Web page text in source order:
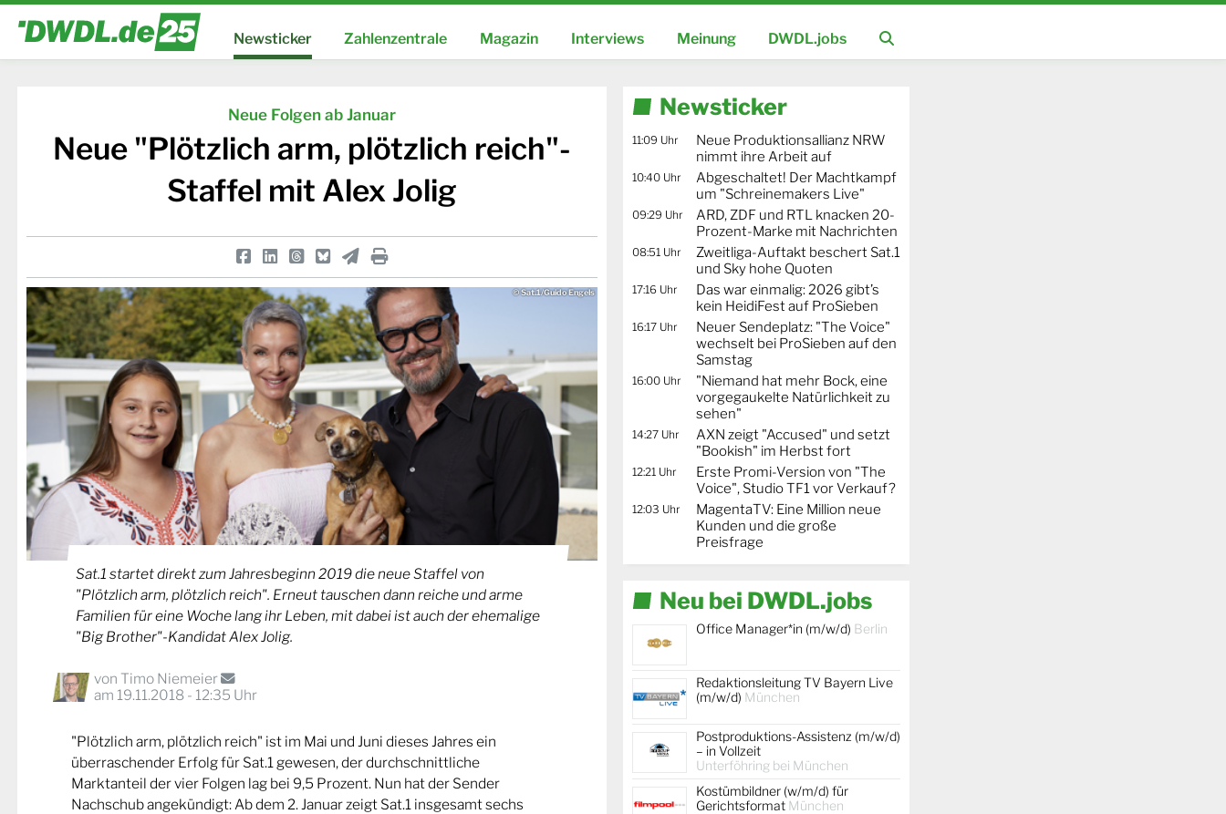
Newsticker Zahlenzentrale Magazin Interviews Meinung DWDL.jobs
Neue Folgen ab Januar
Neue "Plötzlich arm, plötzlich reich"-
Staffel mit Alex Jolig
© Sat.1/Guido Engels
Sat.1 startet direkt zum Jahresbeginn 2019 die neue Staffel von
"Plötzlich arm, plötzlich reich". Erneut tauschen dann reiche und arme
Familien für eine Woche lang ihr Leben, mit dabei ist auch der ehemalige
"Big Brother"-Kandidat Alex Jolig.
von Timo Niemeier
am 19.11.2018 - 12:35 Uhr
"Plötzlich arm, plötzlich reich" ist im Mai und Juni dieses Jahres ein
überraschender Erfolg für Sat.1 gewesen, der durchschnittliche
Marktanteil der vier Folgen lag bei 9,5 Prozent. Nun hat der Sender
Nachschub angekündigt: Ab dem 2. Januar zeigt Sat.1 insgesamt sechs
Newsticker
11:09 Uhr
Neue Produktionsallianz NRW
nimmt ihre Arbeit auf
10:40 Uhr
Abgeschaltet! Der Machtkampf
um "Schreinemakers Live"
09:29 Uhr
ARD, ZDF und RTL knacken 20-
Prozent-Marke mit Nachrichten
08:51 Uhr
Zweitliga-Auftakt beschert Sat.1
und Sky hohe Quoten
17:16 Uhr
Das war einmalig: 2026 gibt’s
kein HeidiFest auf ProSieben
16:17 Uhr
Neuer Sendeplatz: "The Voice"
wechselt bei ProSieben auf den
Samstag
16:00 Uhr
"Niemand hat mehr Bock, eine
vorgegaukelte Natürlichkeit zu
sehen"
14:27 Uhr
AXN zeigt "Accused" und setzt
"Bookish" im Herbst fort
12:21 Uhr
Erste Promi-Version von "The
Voice", Studio TF1 vor Verkauf?
12:03 Uhr
MagentaTV: Eine Million neue
Kunden und die große
Preisfrage
Neu bei DWDL.jobs
Office Manager*in (m/w/d) Berlin
Redaktionsleitung TV Bayern Live
(m/w/d) München
Postproduktions-Assistenz (m/w/d)
– in Vollzeit
Unterföhring bei München
Kostümbildner (w/m/d) für
Gerichtsformat München